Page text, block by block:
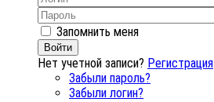
Запомнить меня
Войти
Нет учетной записи? Регистрация
Забыли пароль?
Забыли логин?